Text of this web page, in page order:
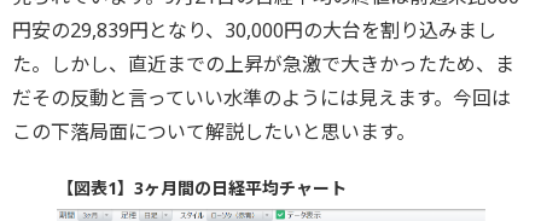
円安の29,839円となり、30,000円の大台を割り込みまし
た。しかし、直近までの上昇が急激で大きかったため、ま
だその反動と言っていい水準のようには見えます。今回は
この下落局面について解説したいと思います。
【図表1】3ヶ月間の日経平均チャート